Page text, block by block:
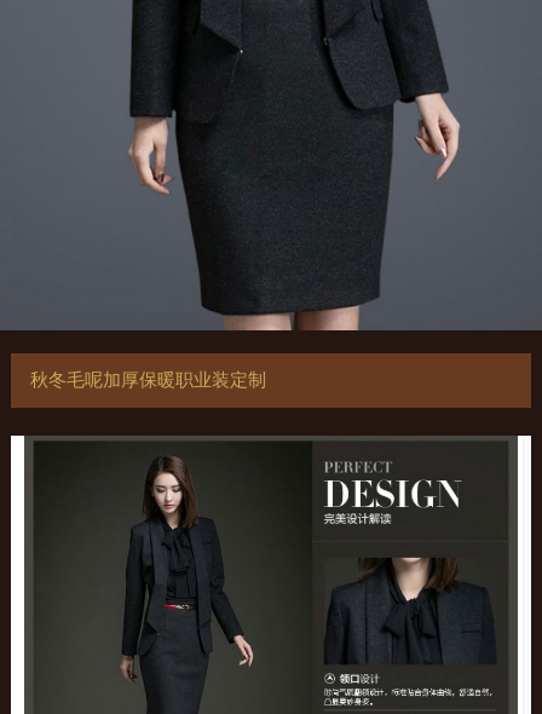
秋冬毛呢加厚保暖职业装定制